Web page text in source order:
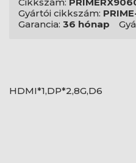
Gyártói cikkszám:
Garancia: 36 hónap
HDMI*1,DP*2,8G,D6